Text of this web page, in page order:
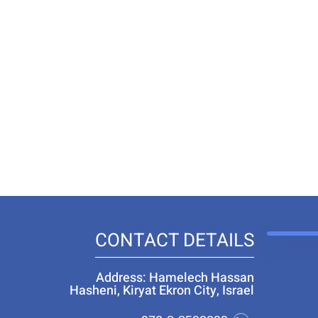
CONTACT DETAILS
Address: Hamelech Hassan
Hasheni, Kiryat Ekron City, Israel